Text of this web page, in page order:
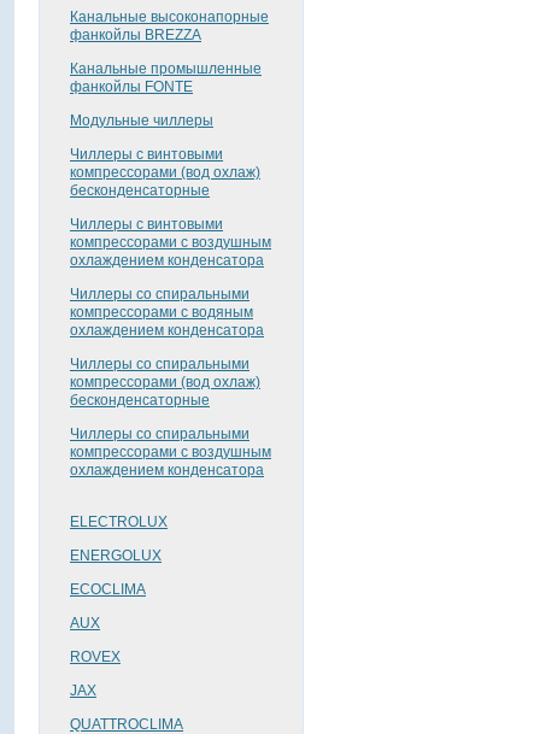
Канальные высоконапорные
фанкойлы BREZZA
Канальные промышленные
фанкойлы FONTE
Модульные чиллеры
Чиллеры с винтовыми
компрессорами (вод охлаж)
бесконденсаторные
Чиллеры с винтовыми
компрессорами с воздушным
охлаждением конденсатора
Чиллеры со спиральными
компрессорами с водяным
охлаждением конденсатора
Чиллеры со спиральными
компрессорами (вод охлаж)
бесконденсаторные
Чиллеры со спиральными
компрессорами с воздушным
охлаждением конденсатора
ELECTROLUX
ENERGOLUX
ECOCLIMA
AUX
ROVEX
JAX
QUATTROCLIMA